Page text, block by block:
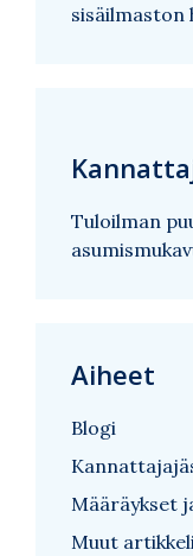
sisäilmaston
Tuloilman
Aiheet
Blogi
Määräykset
Muut